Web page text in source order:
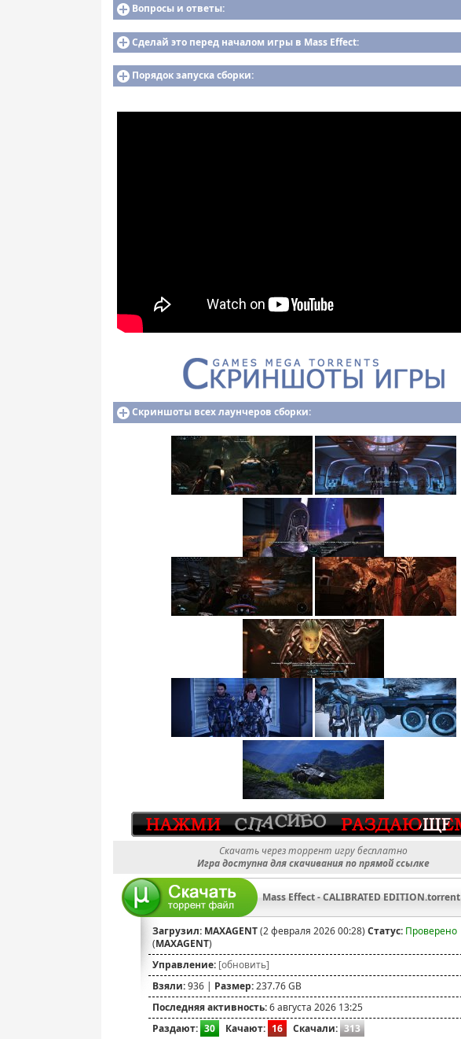
Вопросы и ответы:
Сделай это перед началом игры в Mass Effect:
Порядок запуска сборки:
Скриншоты всех лаунчеров сборки:
Скачать через торрент игру бесплатно
Игра доступна для скачивания по прямой ссылке
Mass Effect - CALIBRATED EDITION.torrent
Загрузил: MAXAGENT(2 февраля 2026 00:28) Статус: Проверено
(MAXAGENT)
Управление: [обновить]
Взяли:936 | Размер:237.76 GB
Последняя активность:6 августа 2026 13:25
Раздают: 30 Качают: 16 Скачали: 313